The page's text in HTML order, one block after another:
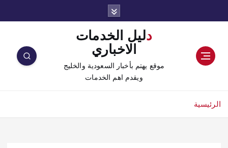
دليل الخدمات
الاخباري
موقع يهتم بأخبار السعودية والخليج
ويقدم اهم الخدمات
الرئيسية